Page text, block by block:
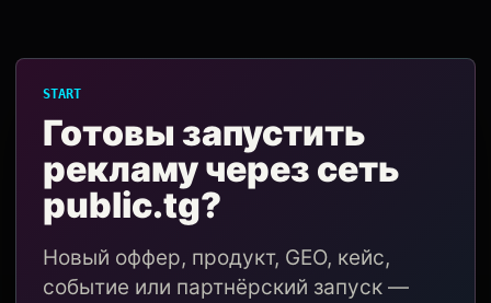
START
Готовы запустить
рекламу через сеть
public.tg?
Новый оффер, продукт, GEO, кейс,
событие или партнёрский запуск —